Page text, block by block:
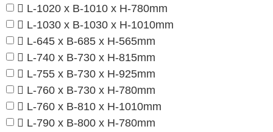
L-1020 x B-1010 x H-780mm
L-1030 x B-1030 x H-1010mm
L-645 x B-685 x H-565mm
L-740 x B-730 x H-815mm
L-755 x B-730 x H-925mm
L-760 x B-730 x H-780mm
L-760 x B-810 x H-1010mm
L-790 x B-800 x H-780mm